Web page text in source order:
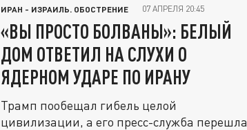
ИРАН - ИЗРАИЛЬ. ОБОСТРЕНИЕ 07 АПРЕЛЯ 20:45
«ВЫ ПРОСТО БОЛВАНЫ»: БЕЛЫЙ
ДОМ ОТВЕТИЛ НА СЛУХИ О
ЯДЕРНОМ УДАРЕ ПО ИРАНУ
Трамп пообещал гибель целой
цивилизации, а его пресс-служба перешла